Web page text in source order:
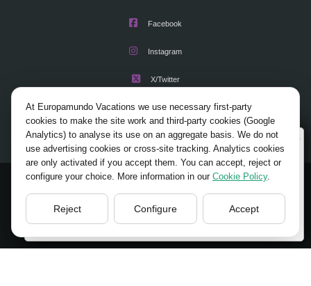
Facebook
Instagram
X/Twitter
Youtube
All Rights Reserved.
ABOUT US TIPS
TRAVEL AGENCIES LOGIN
LEGAL NOTICE
Wellcome to Europamundo Vacations, your in the
international site of:
Bienvenido a Europamundo Vacaciones, está usted en el
sitio internacional de:
USA(en) change/cambiar
At Europamundo Vacations we use necessary first-party
cookies to make the site work and third-party cookies (Google
Analytics) to analyse its use on an aggregate basis. We do not
use advertising cookies or cross-site tracking. Analytics cookies
are only activated if you accept them. You can accept, reject or
configure your choice. More information in our Cookie Policy.
Reject Configure Accept